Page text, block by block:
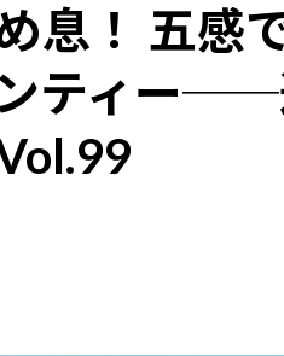
息！ 五感
ティー──